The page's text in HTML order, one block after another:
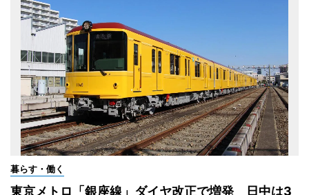
暮らす・働く
東京メトロ「銀座線」ダイヤ改正で増発 日中は3